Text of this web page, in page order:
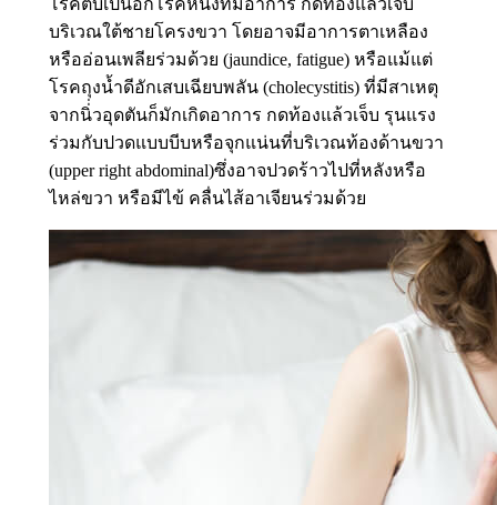
โรคตับเป็นอีกโรคหนึ่งที่มีอาการ กดท้องแล้วเจ็บ
บริเวณใต้ชายโครงขวา โดยอาจมีอาการตาเหลือง
หรืออ่อนเพลียร่วมด้วย (jaundice, fatigue) หรือแม้แต่
โรคถุงน้ำดีอักเสบเฉียบพลัน (cholecystitis) ที่มีสาเหตุ
จากนิ่่วอุดตันก็มักเกิดอาการ กดท้องแล้วเจ็บ รุนแรง
ร่วมกับปวดแบบบีบหรือจุกแน่นที่บริเวณท้องด้านขวา
(upper right abdominal)ซึ่งอาจปวดร้าวไปที่หลังหรือ
ไหล่ขวา หรือมีไข้ คลื่นไส้อาเจียนร่วมด้วย